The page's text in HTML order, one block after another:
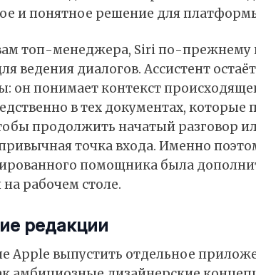
и понятное решение для
топ-менеджера, Siri по-прежнему
ведения диалогов. Ассистент
он понимает контекст
в тех документах, которые
продолжить начатый разговор
точка входа. Именно
помощника была
рабочем столе.
редакции
Apple выпустить отдельное